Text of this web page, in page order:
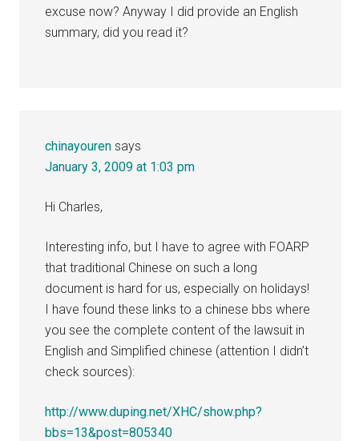
excuse now? Anyway I did provide an English
summary, did you read it?
chinayouren says
January 3, 2009 at 1:03 pm
Hi Charles,
Interesting info, but I have to agree with FOARP
that traditional Chinese on such a long
document is hard for us, especially on holidays!
I have found these links to a chinese bbs where
you see the complete content of the lawsuit in
English and Simplified chinese (attention I didn’t
check sources):
http://www.duping.net/XHC/show.php?
bbs=13&post=805340